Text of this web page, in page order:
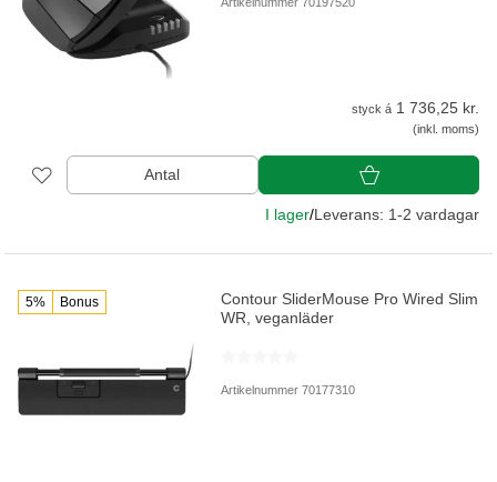
styck á 1 736,25 kr.
(inkl. moms)
Antal
I lager/Leverans: 1-2 vardagar
5% Bonus
Contour SliderMouse Pro Wired Slim
WR, veganläder
Artikelnummer 70177310